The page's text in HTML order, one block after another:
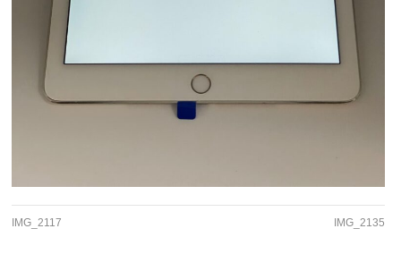
IMG_2117 IMG_2135